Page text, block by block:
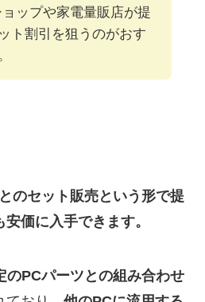
ップや家電量販店が提
ト割引を狙うのがおす
のセット販売という形で提
価に入手できます。
のPCパーツとの組み合わせ